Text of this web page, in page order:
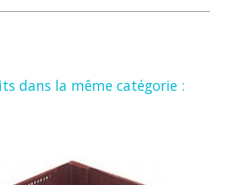
dans la même catégorie :